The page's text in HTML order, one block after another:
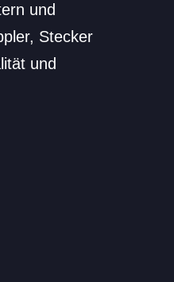
und
Stecker
und